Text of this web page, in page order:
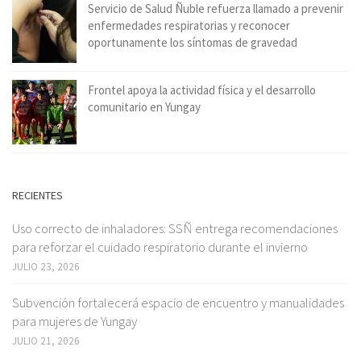
Servicio de Salud Ñuble refuerza llamado a prevenir
enfermedades respiratorias y reconocer
oportunamente los síntomas de gravedad
Frontel apoya la actividad física y el desarrollo
comunitario en Yungay
RECIENTES
Uso correcto de inhaladores: SSÑ entrega recomendaciones
para reforzar el cuidado respiratorio durante el invierno
JULIO 23, 2026
Subvención fortalecerá espacio de encuentro y manualidades
para mujeres de Yungay
JULIO 21, 2026